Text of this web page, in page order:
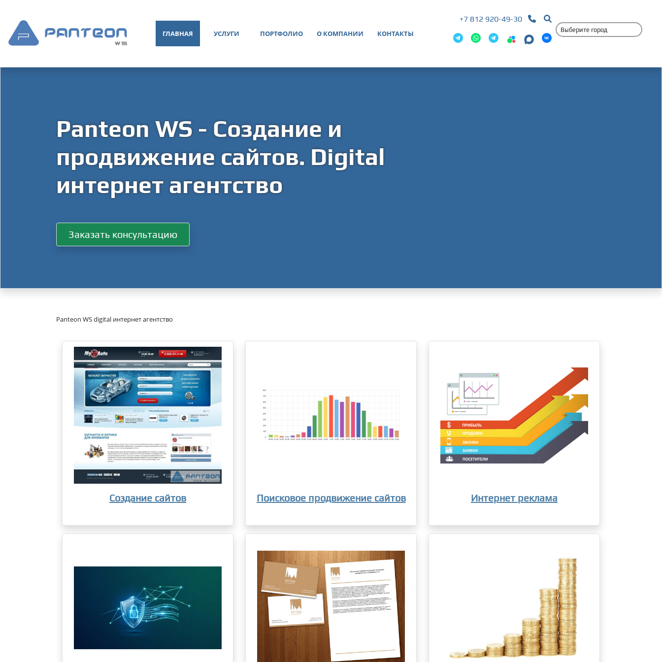
ГЛАВНАЯ УСЛУГИ ПОРТФОЛИО О КОМПАНИИ КОНТАКТЫ
+7 812 920-49-30
Panteon WS - Создание и
продвижение сайтов. Digital
интернет агентство
Заказать консультацию
Panteon WS digital интернет агентство
Создание сайтов Поисковое продвижение сайтов Интернет реклама